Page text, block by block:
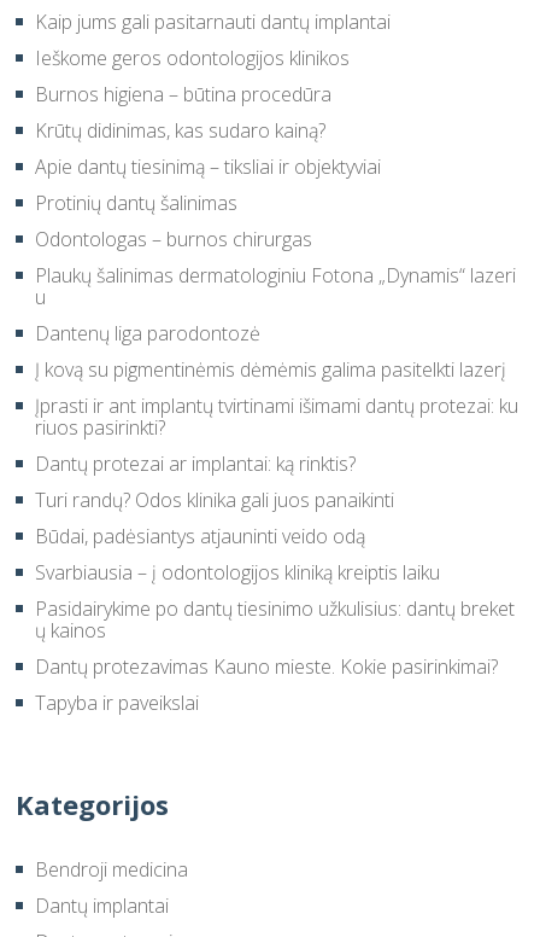
Kaip jums gali pasitarnauti dantų implantai
Ieškome geros odontologijos klinikos
Burnos higiena – būtina procedūra
Krūtų didinimas, kas sudaro kainą?
Apie dantų tiesinimą – tiksliai ir objektyviai
Protinių dantų šalinimas
Odontologas – burnos chirurgas
Plaukų šalinimas dermatologiniu Fotona „Dynamis“ lazeri
u
Dantenų liga parodontozė
Į kovą su pigmentinėmis dėmėmis galima pasitelkti lazerį
Įprasti ir ant implantų tvirtinami išimami dantų protezai: ku
riuos pasirinkti?
Dantų protezai ar implantai: ką rinktis?
Turi randų? Odos klinika gali juos panaikinti
Būdai, padėsiantys atjauninti veido odą
Svarbiausia – į odontologijos kliniką kreiptis laiku
Pasidairykime po dantų tiesinimo užkulisius: dantų breket
ų kainos
Dantų protezavimas Kauno mieste. Kokie pasirinkimai?
Tapyba ir paveikslai
Kategorijos
Bendroji medicina
Dantų implantai